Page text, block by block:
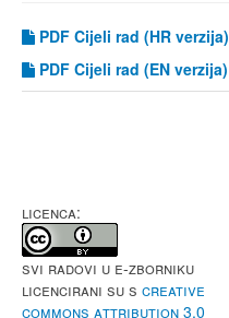
PDF Cijeli rad (HR verzija)
PDF Cijeli rad (EN verzija)
LICENCA:
Svi radovi u e-Zborniku
licencirani su s Creative
Commons Attribution 3.0